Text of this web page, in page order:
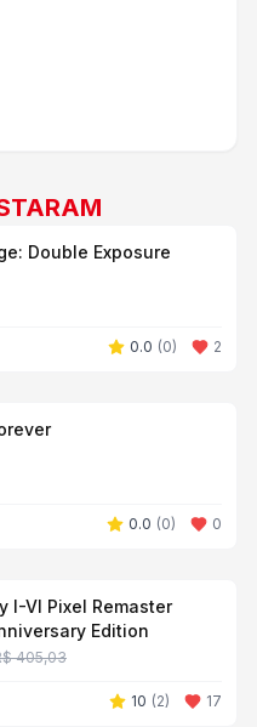
Double Exposure
0.0 (0) 2
0.0 (0) 0
I-VI Pixel Remaster
Edition
405,03
10 (2) 17